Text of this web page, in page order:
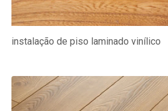
instalação de piso laminado vinílico